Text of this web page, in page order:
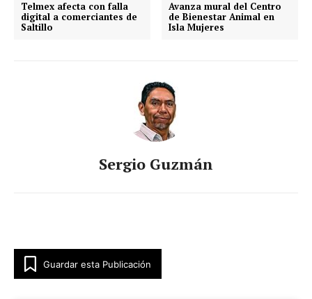
Telmex afecta con falla
digital a comerciantes de
Saltillo
Avanza mural del Centro
de Bienestar Animal en
Isla Mujeres
Sergio Guzmán
Guardar esta Publicación